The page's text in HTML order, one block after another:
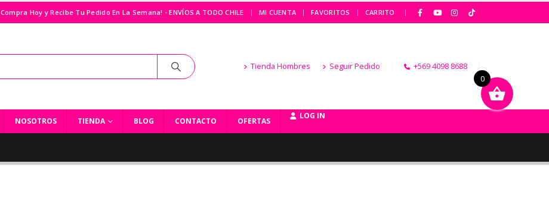
Compra Hoy y Recibe Tu Pedido En La Semana! - ENVÍOS A TODO CHILE | MI CUENTA FAVORITOS CARRITO |
Tienda Hombres Seguir Pedido +569 4098 8688
NOSOTROS TIENDA BLOG CONTACTO OFERTAS
LOG IN
0